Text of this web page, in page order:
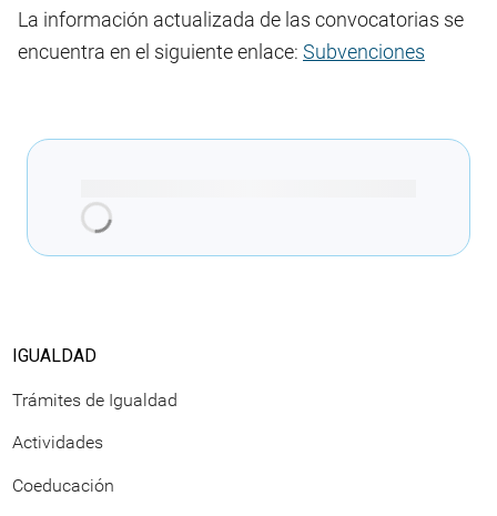
La información actualizada de las convocatorias se
encuentra en el siguiente enlace: Subvenciones
Cargando recomendaciones
IGUALDAD
Trámites de Igualdad
Actividades
Coeducación